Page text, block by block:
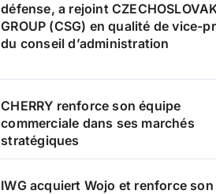
défense, a rejoint
GROUP (CSG) en qualité de vice-
du conseil d’administration
CHERRY renforce son équipe
commerciale dans ses marchés
stratégiques
IWG acquiert Wojo et renforce son